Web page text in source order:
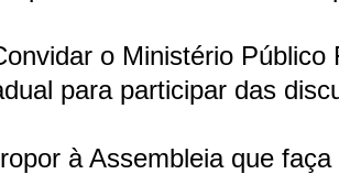
o Ministério Público
para participar das
à Assembleia que faça